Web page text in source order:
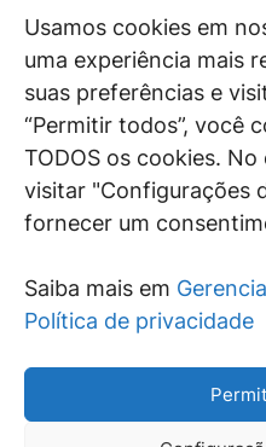
Usamos cookies em
uma experiência mais
suas preferências e
“Permitir todos”, você
TODOS os cookies.
visitar "Configurações
fornecer um
Saiba mais em
Política de privacidade
juristas e doutrinadores
diante de questões
universo jurídico.
SIGA